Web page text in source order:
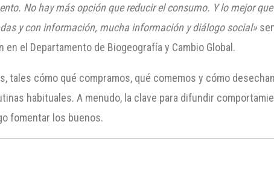
No hay más opción que reducir el consumo. Y lo mejor
y con información, mucha información y diálogo social»
el Departamento de Biogeografía y Cambio Global.
tales cómo qué compramos, qué comemos y cómo
habituales. A menudo, la clave para difundir
fomentar los buenos.